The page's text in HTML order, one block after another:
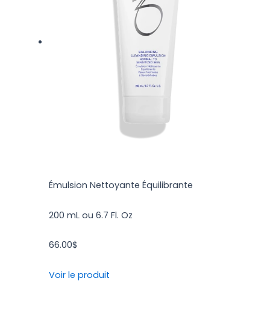
Émulsion Nettoyante Équilibrante
200 mL ou 6.7 Fl. Oz
66.00$
Voir le produit